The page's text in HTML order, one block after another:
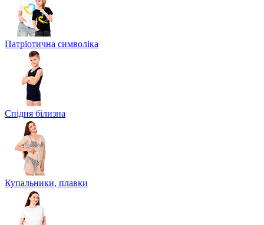
Патріотична символіка
Спідня білизна
Купальники, плавки